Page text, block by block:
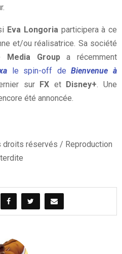
Eva Longoria participera à ce
et/ou réalisatrice. Sa société
Media Groupa récemment
le spin-off deBienvenue à
sur FX et Disney+ . Une
été annoncée.
réservés / Reproduction